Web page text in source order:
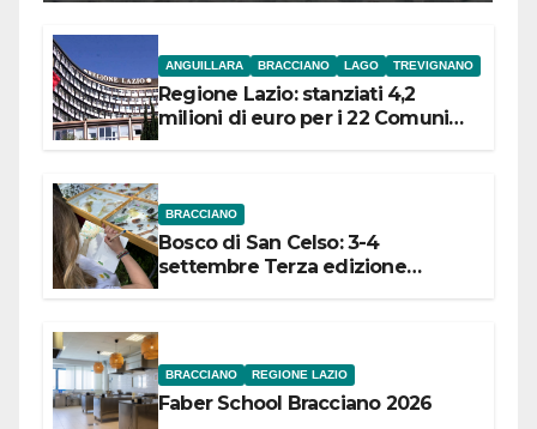
ANGUILLARA BRACCIANO LAGO TREVIGNANO
Regione Lazio: stanziati 4,2
milioni di euro per i 22 Comuni
BRACCIANO
Bosco di San Celso: 3-4
settembre Terza edizione
BRACCIANO REGIONE LAZIO
Faber School Bracciano 2026